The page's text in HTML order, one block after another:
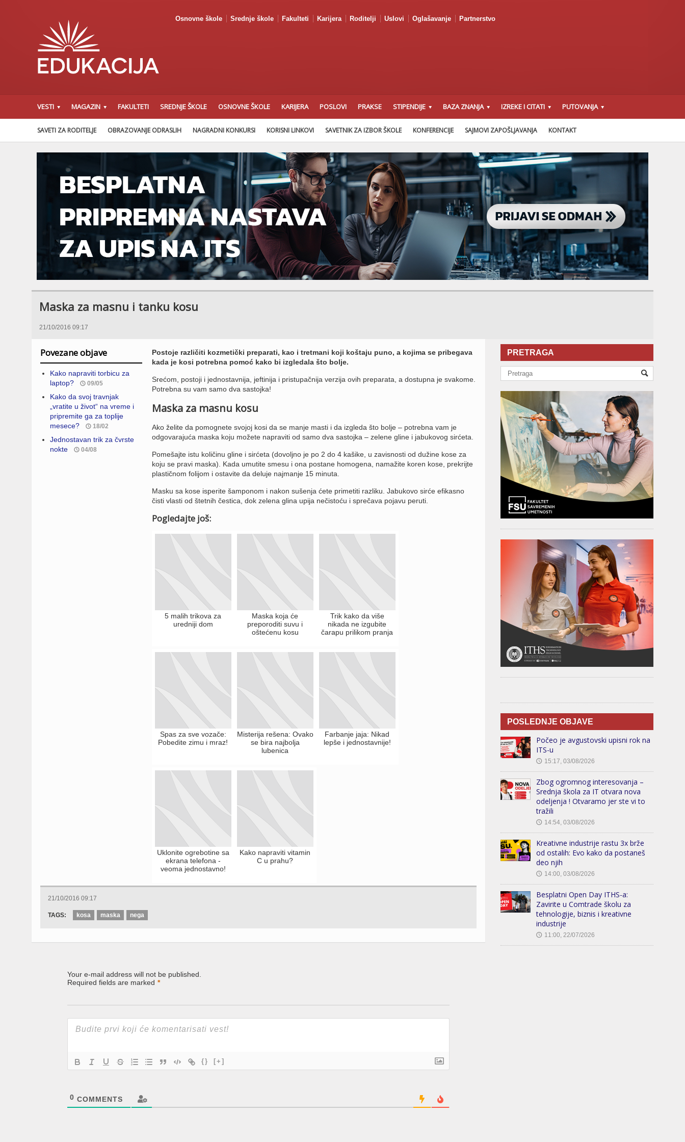
Osnovne škole Srednje škole Fakulteti Karijera Roditelji Uslovi Oglašavanje Partnerstvo
VESTI MAGAZIN FAKULTETI SREDNJE ŠKOLE OSNOVNE ŠKOLE KARIJERA POSLOVI PRAKSE STIPENDIJE BAZA ZNANJA IZREKE I CITATI PUTOVANJA
SAVETI ZA RODITELJE OBRAZOVANJE ODRASLIH NAGRADNI KONKURSI KORISNI LINKOVI SAVETNIK ZA IZBOR ŠKOLE KONFERENCIJE SAJMOVI ZAPOŠLJAVANJA KONTAKT
Maska za masnu i tanku kosu
21/10/2016 09:17
Povezane objave
Kako napraviti torbicu za
laptop?
09/05
Kako da svoj travnjak
„vratite u život“ na vreme i
pripremite ga za toplije
mesece?
18/02
Jednostavan trik za čvrste
nokte
04/08
Postoje različiti kozmetički preparati, kao i tretmani koji koštaju puno, a kojima se pribegava
kada je kosi potrebna pomoć kako bi izgledala što bolje.
Srećom, postoji i jednostavnija, jeftinija i pristupačnija verzija ovih preparata, a dostupna je svakome.
Potrebna su vam samo dva sastojka!
Maska za masnu kosu
Ako želite da pomognete svojoj kosi da se manje masti i da izgleda što bolje – potrebna vam je
odgovarajuća maska koju možete napraviti od samo dva sastojka – zelene gline i jabukovog sirćeta.
Pomešajte istu količinu gline i sirćeta (dovoljno je po 2 do 4 kašike, u zavisnosti od dužine kose za
koju se pravi maska). Kada umutite smesu i ona postane homogena, namažite koren kose, prekrijte
plastičnom folijom i ostavite da deluje najmanje 15 minuta.
Masku sa kose isperite šamponom i nakon sušenja ćete primetiti razliku. Jabukovo sirće efikasno
čisti vlasti od štetnih čestica, dok zelena glina upija nečistoću i sprečava pojavu peruti.
Pogledajte još:
5 malih trikova za
uredniji dom
Maska koja će
preporoditi suvu i
oštećenu kosu
Trik kako da više
nikada ne izgubite
čarapu prilikom pranja
Spas za sve vozače:
Pobedite zimu i mraz!
Misterija rešena: Ovako
se bira najbolja
lubenica
Farbanje jaja: Nikad
lepše i jednostavnije!
Uklonite ogrebotine sa
ekrana telefona -
veoma jednostavno!
Kako napraviti vitamin
C u prahu?
21/10/2016 09:17
TAGS: kosa maska nega
Your e-mail address will not be published.
Required fields are marked *
{} [+]
0 COMMENTS
PRETRAGA
POSLEDNJE OBJAVE
Počeo je avgustovski upisni rok na
ITS-u
🕔 15:17, 03/08/2026
Zbog ogromnog interesovanja –
Srednja škola za IT otvara nova
odeljenja ! Otvaramo jer ste vi to
tražili
🕔 14:54, 03/08/2026
Kreativne industrije rastu 3x brže
od ostalih: Evo kako da postaneš
deo njih
🕔 14:00, 03/08/2026
Besplatni Open Day ITHS-a:
Zavirite u Comtrade školu za
tehnologije, biznis i kreativne
industrije
🕔 11:00, 22/07/2026